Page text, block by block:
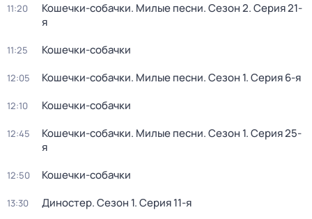
11:20 Кошечки-собачки. Милые песни. Сезон 2. Серия 21-
я
11:25 Кошечки-собачки
12:05 Кошечки-собачки. Милые песни. Сезон 1. Серия 6-я
12:10 Кошечки-собачки
12:45 Кошечки-собачки. Милые песни. Сезон 1. Серия 25-
я
12:50 Кошечки-собачки
13:30 Диностер. Сезон 1. Серия 11-я